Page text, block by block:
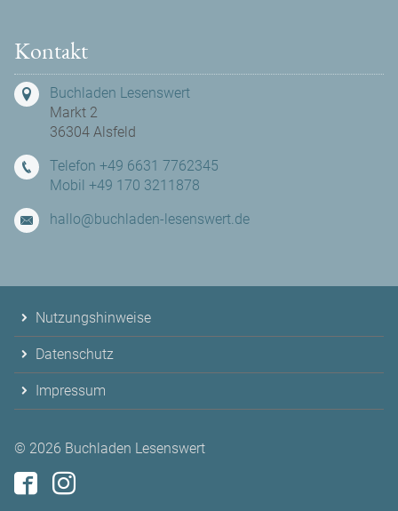
Kontakt
Buchladen Lesenswert
Markt 2
36304 Alsfeld
Telefon +49 6631 7762345
Mobil +49 170 3211878
hallo@buchladen-lesenswert.de
Nutzungshinweise
Datenschutz
Impressum
© 2026 Buchladen Lesenswert